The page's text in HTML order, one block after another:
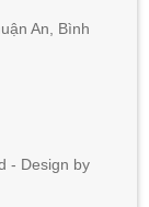
An, Bình
- Design by